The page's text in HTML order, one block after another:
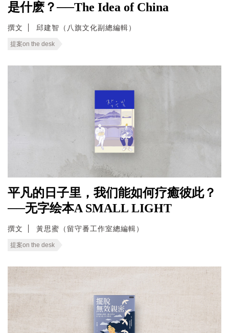
是什麽？──The Idea of China
撰文 邱建智（八旗文化副總編輯）
提案on the desk
平凡的日子里，我们能如何疗癒彼此？
──无字绘本A SMALL LIGHT
撰文 黃思蜜（留守番工作室總編輯）
提案on the desk